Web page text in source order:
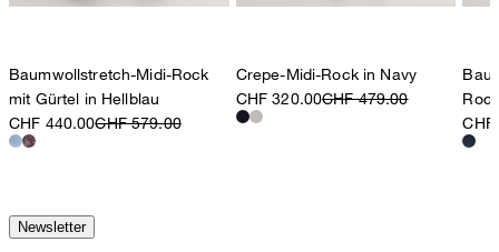
Baumwollstretch-Midi-Rock
mit Gürtel in Hellblau
CHF 440.00CHF 579.00
Crepe-Midi-Rock in Navy
CHF 320.00CHF 479.00
Newsletter